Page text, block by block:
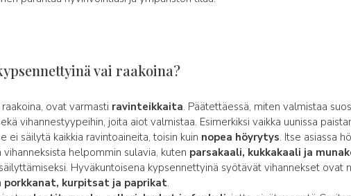
vai raakoina?
ovat varmasti ravinteikkaita. Päätettäessä, miten valmistaa
vihannestyypeihin, joita aiot valmistaa. Esimerkiksi vaikka uunissa
ei säilytä kaikkia ravintoaineita, toisin kuin nopea höyrytys. Itse asiassa
helpommin sulavia, kuten parsakaali, kukkakaali ja
Hyväkuntoisena kypsennettyinä syötävät vihannekset ovat
porkkanat, kurpitsat ja paprikat.